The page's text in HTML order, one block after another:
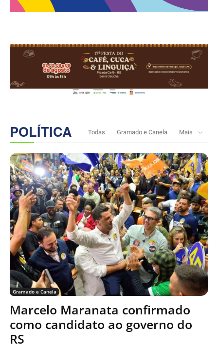
POLÍTICA Todas Gramado e Canela Mais
Gramado e Canela
Marcelo Maranata confirmado
como candidato ao governo do
RS